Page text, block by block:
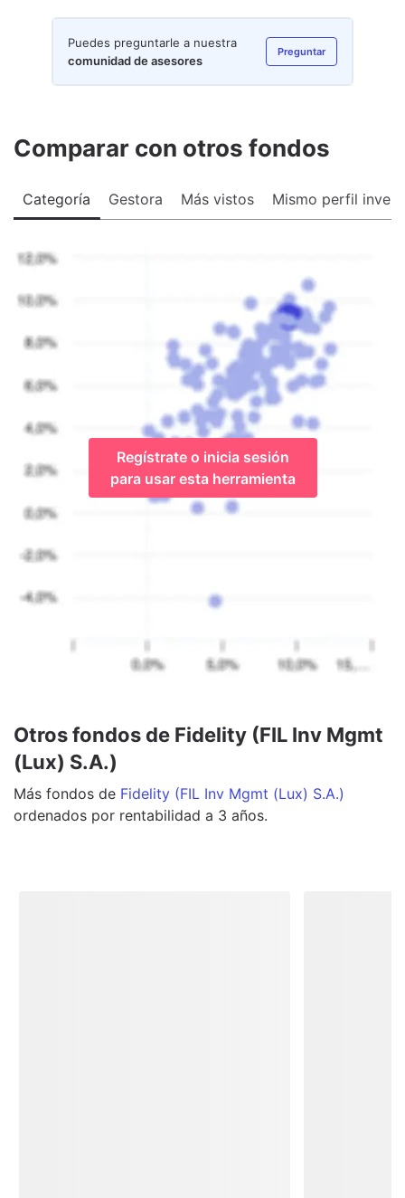
Puedes preguntarle a nuestra
comunidad de asesores
Preguntar
Comparar con otros fondos
Categoría Gestora Más vistos Mismo perfil
Regístrate o inicia sesión
para usar esta herramienta
Otros fondos de Fidelity (FIL Inv Mgmt
(Lux) S.A.)
Más fondos de Fidelity (FIL Inv Mgmt (Lux) S.A.)
ordenados por rentabilidad a 3 años.